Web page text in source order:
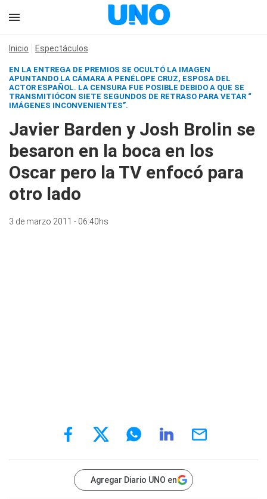
Inicio Espectáculos
EN LA ENTREGA DE PREMIOS SE OCULTÓ LA IMAGEN
APUNTANDO LA CÁMARA A PENÉLOPE CRUZ, ESPOSA DEL
ACTOR ESPAÑOL. LA CENSURA FUE POSIBLE DEBIDO A QUE SE
TRANSMITIÓCON SIETE SEGUNDOS DE RETRASO PARA VETAR “
IMÁGENES INCONVENIENTES”.
Javier Barden y Josh Brolin se
besaron en la boca en los
Oscar pero la TV enfocó para
otro lado
3 de marzo 2011 - 06:40hs
Agregar Diario UNO en